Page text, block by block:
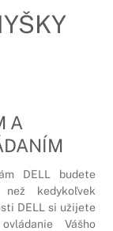
A
DELL budete
kedykoľvek
DELL si užijete
Vášho